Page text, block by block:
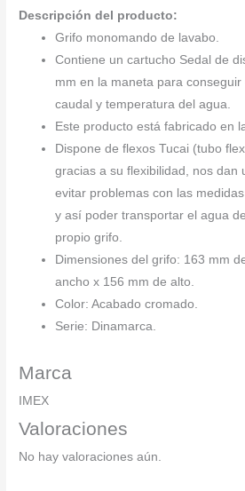
Descripción del producto:
Grifo monomando de lavabo.
Contiene un cartucho Sedal de
mm en la maneta para
caudal y temperatura del agua.
Este producto está fabricado en
Dispone de flexos Tucai (tubo
gracias a su flexibilidad, nos dan
evitar problemas con las
y así poder transportar el agua
propio grifo.
Dimensiones del grifo: 163 mm
ancho x 156 mm de alto.
Color: Acabado cromado.
Serie: Dinamarca.
Marca
IMEX
Valoraciones
No hay valoraciones aún.